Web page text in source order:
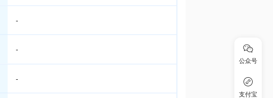
-
-
-
公众号
支付宝